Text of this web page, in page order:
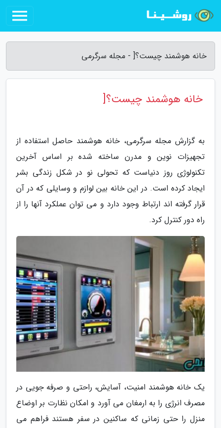
خانه هوشمند چیست؟[ - مجله سرگرمی
خانه هوشمند چیست؟[
به گزارش مجله سرگرمی، خانه هوشمند حاصل استفاده از
تجهیزات نوین و مدرن ساخته شده بر اساس آخرین
تکنولوژی روز دنیاست که تحولی نو در شکل زندگی بشر
ایجاد کرده است. در این خانه بین لوازم و وسایلی که در آن
قرار گرفته اند ارتباط وجود دارد و می توان عملکرد آنها را از
راه دور کنترل کرد.
یک خانه هوشمند امنیت، آسایش، راحتی و صرفه جویی در
مصرف انرژی را به ارمغان می آورد و امکان نظارت بر اوضاع
منزل را حتی زمانی که ساکنین در سفر هستند فراهم می